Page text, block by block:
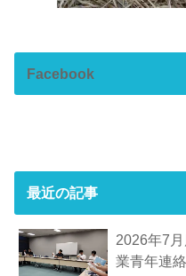
Facebook
最近の記事
2026年7
業青年連